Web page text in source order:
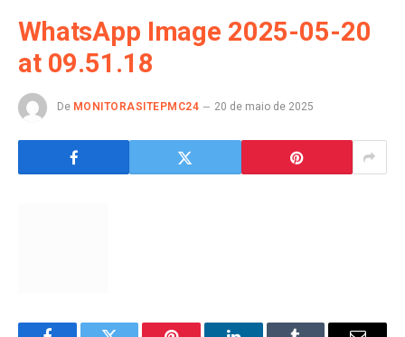
WhatsApp Image 2025-05-20
at 09.51.18
De MONITORASITEPMC24 20 de maio de 2025